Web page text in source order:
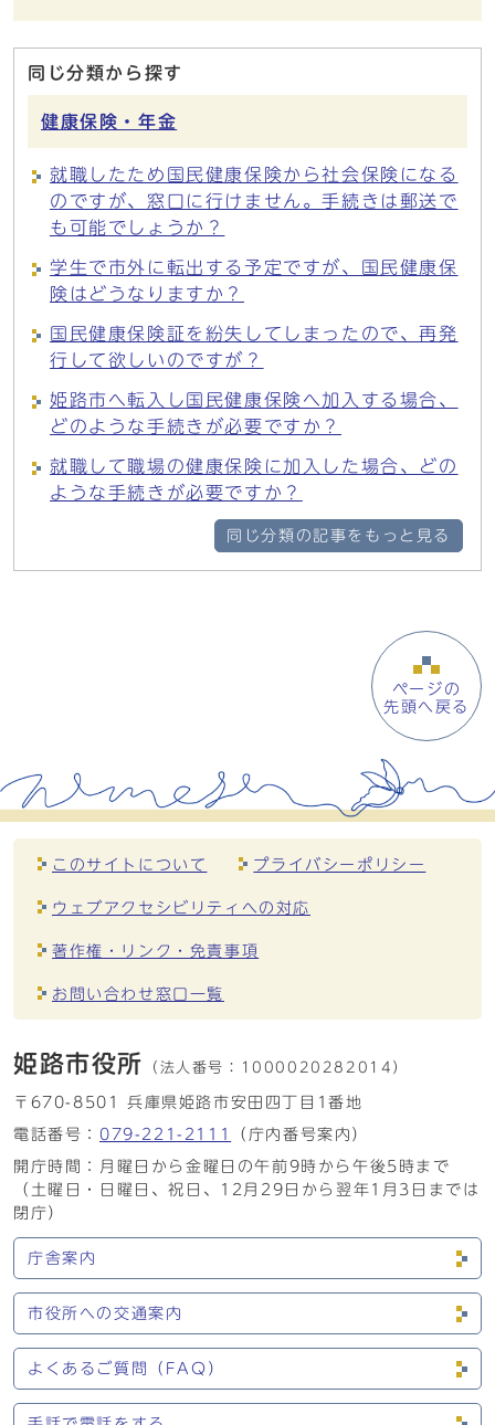
同じ分類から探す
健康保険・年金
就職したため国民健康保険から社会保険になる
のですが、窓口に行けません。手続きは郵送で
も可能でしょうか？
学生で市外に転出する予定ですが、国民健康保
険はどうなりますか？
国民健康保険証を紛失してしまったので、再発
行して欲しいのですが？
姫路市へ転入し国民健康保険へ加入する場合、
どのような手続きが必要ですか？
就職して職場の健康保険に加入した場合、どの
ような手続きが必要ですか？
同じ分類の記事をもっと見る
ページの
先頭へ戻る
このサイトについて プライバシーポリシー
ウェブアクセシビリティへの対応
著作権・リンク・免責事項
お問い合わせ窓口一覧
姫路市役所 （法人番号： 1000020282014）
〒670-8501 兵庫県姫路市安田四丁目1番地
電話番号： 079-221-2111
（庁内番号案内）
開庁時間：月曜日から金曜日の午前9時から午後5時まで
（土曜日・日曜日、祝日、12月29日から翌年1月3日までは
閉庁）
庁舎案内
市役所への交通案内
よくあるご質問（FAQ）